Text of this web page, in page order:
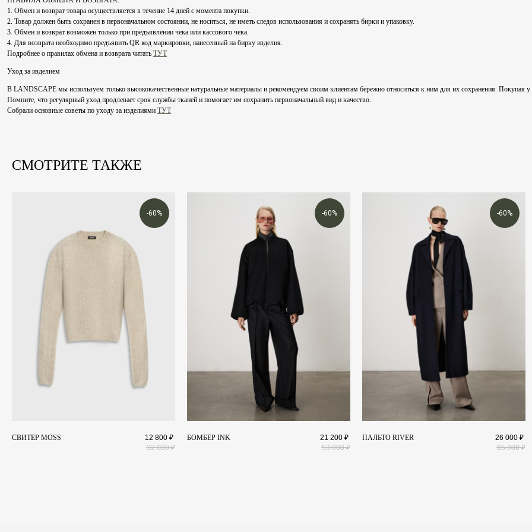
1. Обмен и возврат товара осуществляется в течение 14 дней с момента покупки.
2. Товар должен быть сохранен в первоначальном состоянии, не носиться, не иметь следов использования и сохранять бирки и упаковку.
3. Обмен и возврат возможен только при предъявлении чека или кассового чека.
4. Для возврата необходимо предъявить QR код маркировки, нанесенный на бирку изделия.
Подробнее о правилах обмена и возврата читать ТУТ
Уход за изделием
В LANDSCAPE мы используем только высококачественные натуральные материалы и рекомендуем своим клиентам бережно относиться к ним для их сохранения. Покупая у
Помните, что регулярный уход продлевает срок службы тканей и помогает им сохранить первоначальный вид и качество.
Собрали основные советы по уходу за изделиями ТУТ
СМОТРИТЕ ТАКЖЕ
-60%
СВИТЕР MOSS 12 800 ₽
32 000 ₽
-60%
БОМБЕР INK 21 200 ₽
53 000 ₽
-60%
ПАЛЬТО RIVER 26 000 ₽
65 000 ₽
ПОКУПАТЕЛЯМ
Доставка и оплата
Обмен и возврат
Landscape@maisonlandscape.com
Публичная оферта
Уход за изделиями